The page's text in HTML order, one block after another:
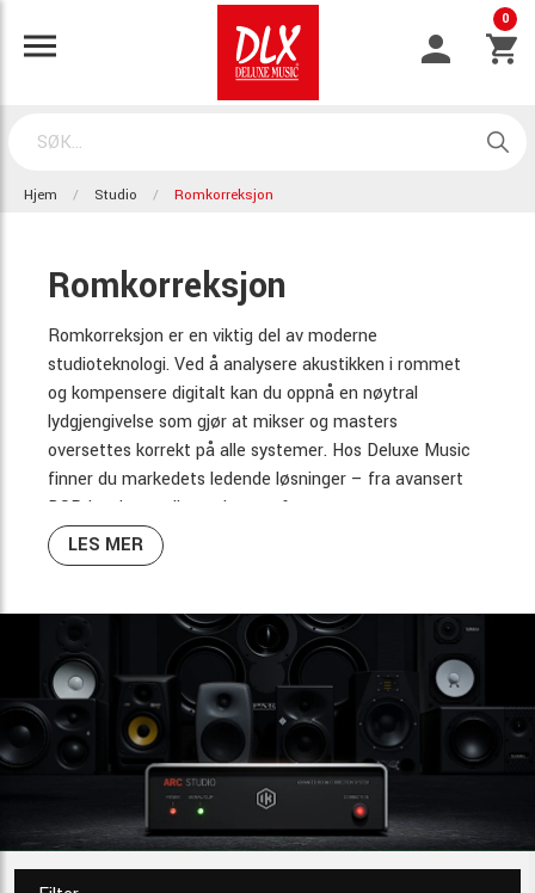
0
Hjem Studio Romkorreksjon
Romkorreksjon
Romkorreksjon er en viktig del av moderne
studioteknologi. Ved å analysere akustikken i rommet
og kompensere digitalt kan du oppnå en nøytral
lydgjengivelse som gjør at mikser og masters
oversettes korrekt på alle systemer. Hos Deluxe Music
finner du markedets ledende løsninger – fra avansert
DSP-hardware til populære software-systemer.
LES MER